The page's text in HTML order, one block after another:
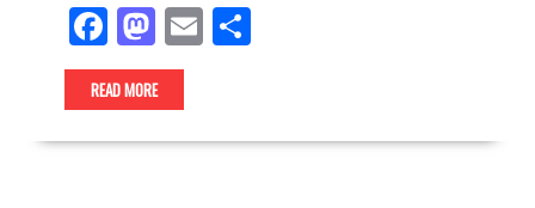
F
ac
e
b
M
as
to
d
E
l
S
e
READ MORE